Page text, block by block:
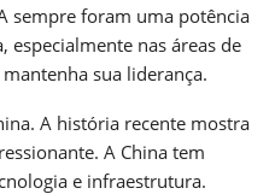
sempre foram uma potência
especialmente nas áreas de
sua liderança.
A história recente mostra
A China tem
e infraestrutura.